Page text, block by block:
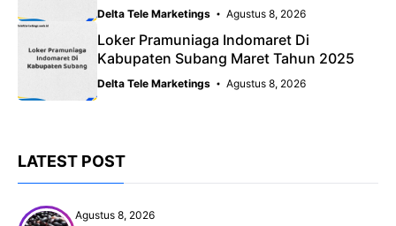
Delta Tele Marketings Agustus 8, 2026
Loker Pramuniaga Indomaret Di
Kabupaten Subang Maret Tahun 2025
Delta Tele Marketings Agustus 8, 2026
LATEST POST
Agustus 8, 2026